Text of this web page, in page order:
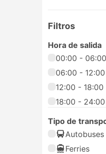
Filtros
Hora de salida
00:00 - 06:00
06:00 - 12:00
12:00 - 18:00
18:00 - 24:00
Tipo de
Autobuses
Ferries